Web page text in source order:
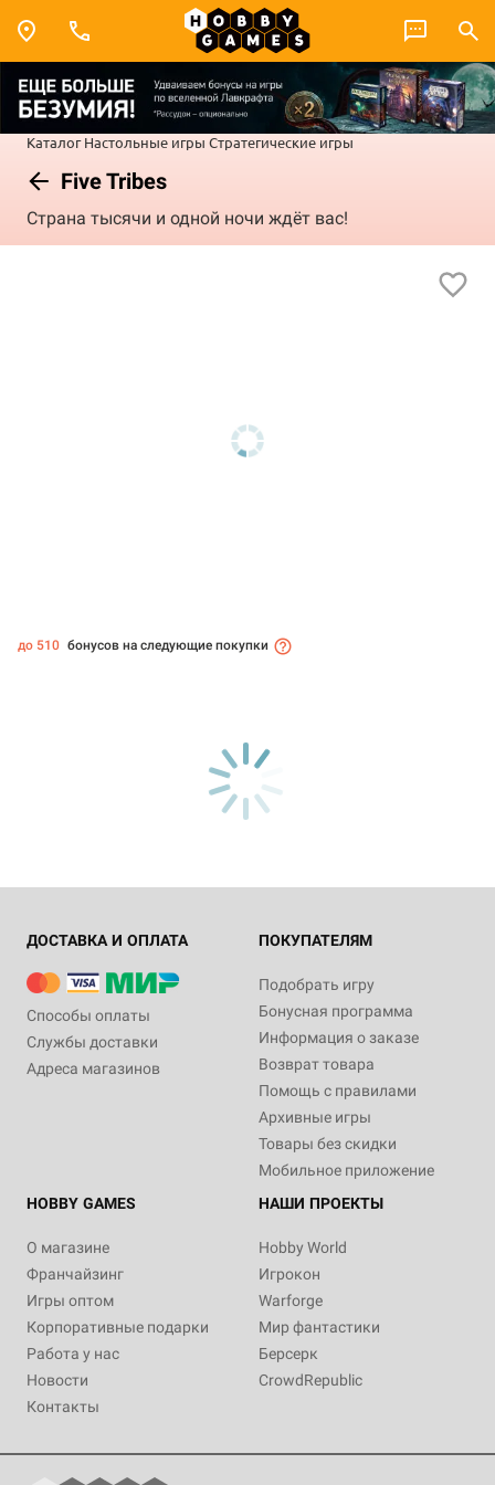
Каталог Настольные игры Стратегические игры
Five Tribes
Страна тысячи и одной ночи ждёт вас!
до 510 бонусов на следующие покупки
ДОСТАВКА И ОПЛАТА
Способы оплаты
Службы доставки
Адреса магазинов
ПОКУПАТЕЛЯМ
Подобрать игру
Бонусная программа
Информация о заказе
Возврат товара
Помощь с правилами
Архивные игры
Товары без скидки
Мобильное приложение
HOBBY GAMES
О магазине
Франчайзинг
Игры оптом
Корпоративные подарки
Работа у нас
Новости
Контакты
НАШИ ПРОЕКТЫ
Hobby World
Игрокон
Warforge
Мир фантастики
Берсерк
CrowdRepublic